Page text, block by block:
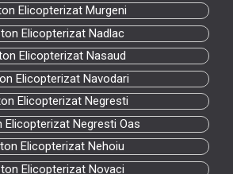
Elicopterizat Murgeni
Elicopterizat Nadlac
Elicopterizat Nasaud
Elicopterizat Navodari
Elicopterizat Negresti
Elicopterizat Negresti Oas
Elicopterizat Nehoiu
Elicopterizat Novaci